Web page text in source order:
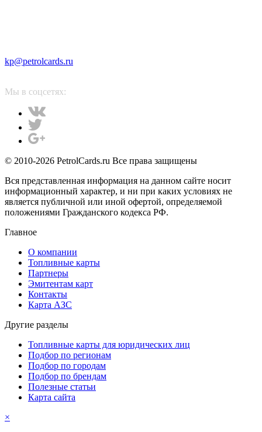
kp@petrolcards.ru
Мы в соцсетях:
© 2010-2026 PetrolCards.ru Все права защищены
Вся представленная информация на данном сайте носит
информационный характер, и ни при каких условиях не
является публичной или иной офертой, определяемой
положениями Гражданского кодекса РФ.
Главное
О компании
Топливные карты
Партнеры
Эмитентам карт
Контакты
Карта АЗС
Другие разделы
Топливные карты для юридических лиц
Подбор по регионам
Подбор по городам
Подбор по брендам
Полезные статьи
Карта сайта
×